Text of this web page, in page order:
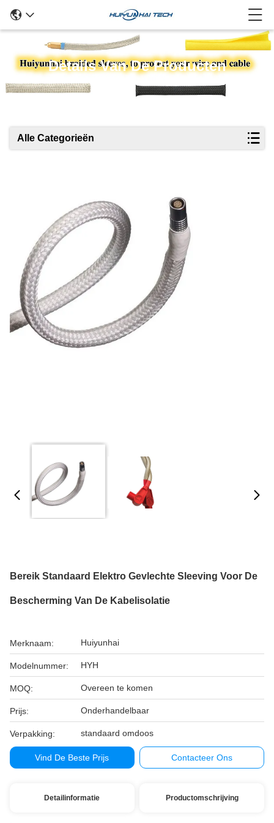
Details Van De Producten
Alle Categorieën
Bereik Standaard Elektro Gevlechte Sleeving Voor De
Bescherming Van De Kabelisolatie
Merknaam: Huiyunhai
Modelnummer: HYH
MOQ: Overeen te komen
Prijs: Onderhandelbaar
Verpakking: standaard omdoos
Vind De Beste Prijs Contacteer Ons
Detailinformatie Productomschrijving